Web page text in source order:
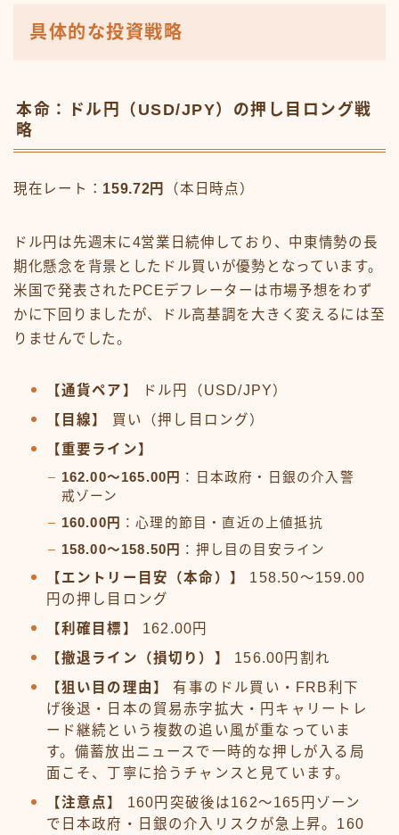
具体的な投資戦略
本命：ドル円（USD/JPY）の押し目ロング戦
略
現在レート： 159.72円 （本日時点）
ドル円は先週末に4営業日続伸しており、中東情勢の長
期化懸念を背景としたドル買いが優勢となっています。
米国で発表されたPCEデフレーターは市場予想をわず
かに下回りましたが、ドル高基調を大きく変えるには至
りませんでした。
【通貨ペア】
ドル円（USD/JPY）
【目線】
買い（押し目ロング）
【重要ライン】
162.00〜165.00円
：日本政府・日銀の介入警
戒ゾーン
160.00円
：心理的節目・直近の上値抵抗
158.00〜158.50円
：押し目の目安ライン
【エントリー目安（本命）】
158.50〜159.00
円の押し目ロング
【利確目標】
162.00円
【撤退ライン（損切り）】
156.00円割れ
【狙い目の理由】
有事のドル買い・FRB利下
げ後退・日本の貿易赤字拡大・円キャリートレ
ード継続という複数の追い風が重なっていま
す。備蓄放出ニュースで一時的な押しが入る局
面こそ、丁寧に拾うチャンスと見ています。
【注意点】
160円突破後は162〜165円ゾーン
で日本政府・日銀の介入リスクが急上昇。160